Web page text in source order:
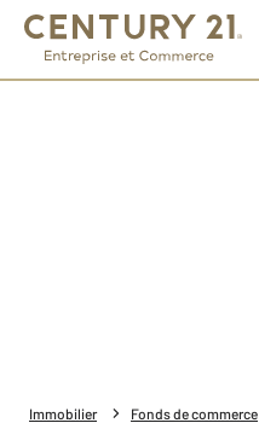
Immobilier Fonds de commerce